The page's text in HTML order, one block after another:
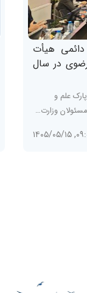
هیأت
در سال
علم و
۰۵/۱۵